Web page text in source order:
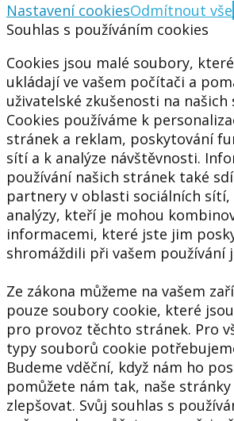
Nastavení cookiesOdmítnout vše
Souhlas s používáním cookies
Cookies jsou malé soubory,
ukládají ve vašem počítači a
uživatelské zkušenosti na našich
Cookies používáme k
stránek a reklam, poskytování
sítí a k analýze návštěvnosti.
používání našich stránek také
partnery v oblasti sociálních sítí,
analýzy, kteří je mohou
informacemi, které jste jim
shromáždili při vašem používání
Ze zákona můžeme na vašem
pouze soubory cookie, které
pro provoz těchto stránek. Pro
typy souborů cookie
Budeme vděční, když nám ho
pomůžete nám tak, naše stránky
zlepšovat. Svůj souhlas s